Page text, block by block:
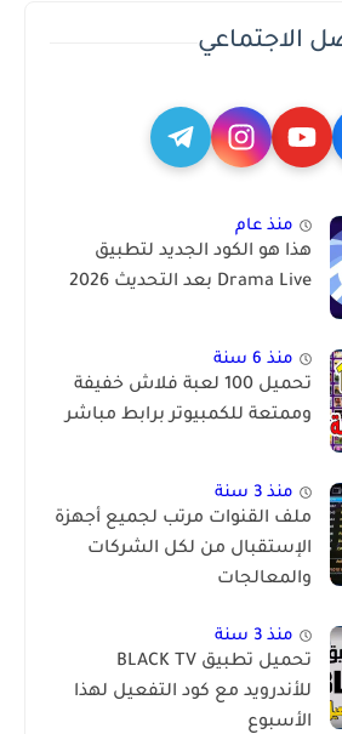
الاجتماعي
منذ عام
هذا هو الكود الجديد لتطبيق
Drama Live بعد التحديث 2026
منذ 6 سنة
تحميل 100 لعبة فلاش خفيفة
وممتعة للكمبيوتر برابط مباشر
منذ 3 سنة
ملف القنوات مرتب لجميع أجهزة
الإستقبال من لكل الشركات
والمعالجات
منذ 3 سنة
تحميل تطبيق BLACK TV
للأندرويد مع كود التفعيل لهذا
الأسبوع